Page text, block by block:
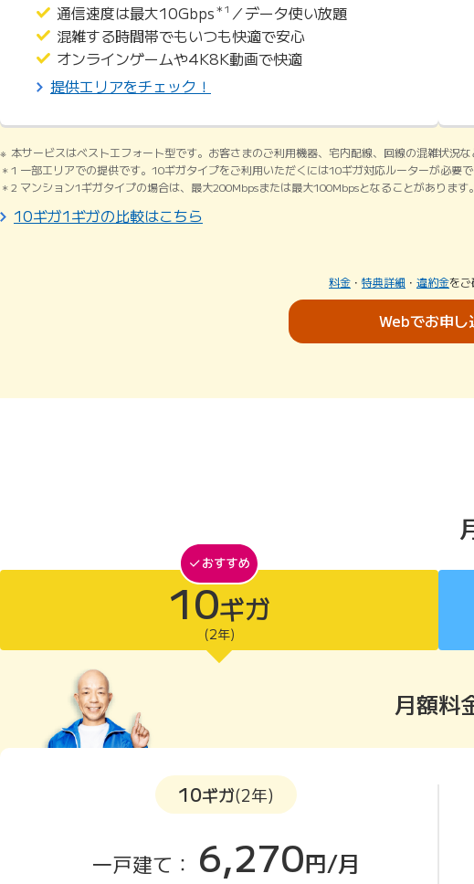
通信速度は最大10Gbps ＊1 ／データ使い放題
混雑する時間帯でもいつも快適で安心
オンラインゲームや4K8K動画で快適
提供エリアをチェック！
本サービスはベストエフォート型です。お客さまのご利用機器、宅内配線、回線の混雑状況な
1 一部エリアでの提供です。10ギガタイプをご利用いただくには10ギガ対応ルーターが必要で
2 マンション1ギガタイプの場合は、最大200Mbpsまたは最大100Mbpsとなることがあります。
10ギガ1ギガの比較はこちら
料金 ・ 特典詳細 ・ 違約金をご
Webでお申し
10ギガ
(2年)
月額料
10ギガ(2年)
一戸建て： 6,270円/月